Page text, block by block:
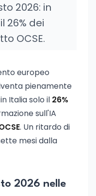
2026: in
26% dei
OCSE.
europeo
pienamente
Italia solo il 26%
sull'IA
. Un ritardo di
mesi dalla
2026 nelle